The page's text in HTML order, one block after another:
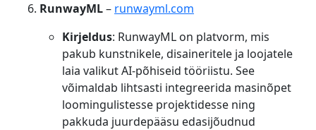
RunwayML– runwayml.com
Kirjeldus: RunwayML on platvorm, mis
pakub kunstnikele, disaineritele ja loojatele
laia valikut AI-põhiseid tööriistu. See
võimaldab lihtsasti integreerida masinõpet
loomingulistesse projektidesse ning
pakkuda juurdepääsu edasijõudnud